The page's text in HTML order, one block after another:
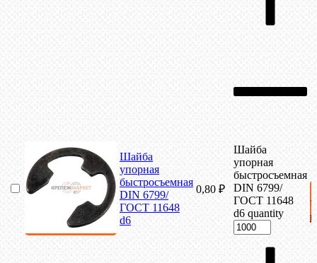
Шайба
упорная
быстросъемная
DIN 6799/
ГОСТ 11648
d6
0,80 ₽
Шайба
упорная
быстросъемная
DIN 6799/
ГОСТ 11648
d6 quantity
В